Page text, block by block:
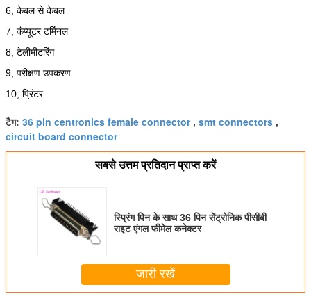
6, केबल से केबल
7, कंप्यूटर टर्मिनल
8, टेलीमीटरिंग
9, परीक्षण उपकरण
10, प्रिंटर
टैग: 36 pin centronics female connector, smt connectors ,
circuit board connector
सबसे उत्तम प्रतिदान प्राप्त करें
स्प्रिंग पिन के साथ 36 पिन सेंट्रोनिक पीसीबी
राइट एंगल फीमेल कनेक्टर
जारी रखें